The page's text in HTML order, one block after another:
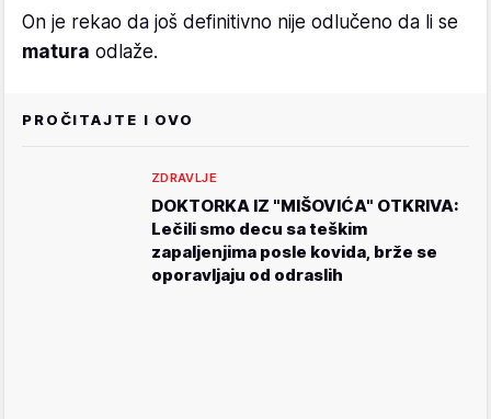
On je rekao da još definitivno nije odlučeno da li se
matura odlaže.
PROČITAJTE I OVO
ZDRAVLJE
DOKTORKA IZ "MIŠOVIĆA" OTKRIVA:
Lečili smo decu sa teškim
zapaljenjima posle kovida, brže se
oporavljaju od odraslih